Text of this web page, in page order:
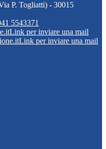
P. Togliatti) - 30015
5543371
Link per inviare una mail
Link per inviare una mail